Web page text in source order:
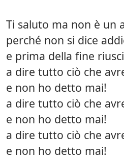
Ti saluto ma non è un
perché non si dice
e prima della fine
a dire tutto ciò che
e non ho detto mai!
a dire tutto ciò che
e non ho detto mai!
a dire tutto ciò che
e non ho detto mai!